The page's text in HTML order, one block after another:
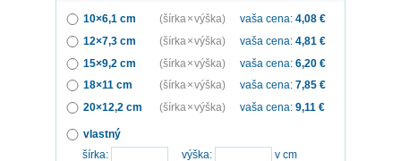
10×6,1 cm (šírka × výška) vaša cena: 4,08 €
12×7,3 cm
(šírka × výška) vaša cena: 4,81 €
15×9,2 cm
(šírka × výška) vaša cena: 6,20 €
18×11 cm
(šírka × výška) vaša cena: 7,85 €
20×12,2 cm
(šírka × výška) vaša cena: 9,11 €
vlastný
šírka:
výška:
v cm